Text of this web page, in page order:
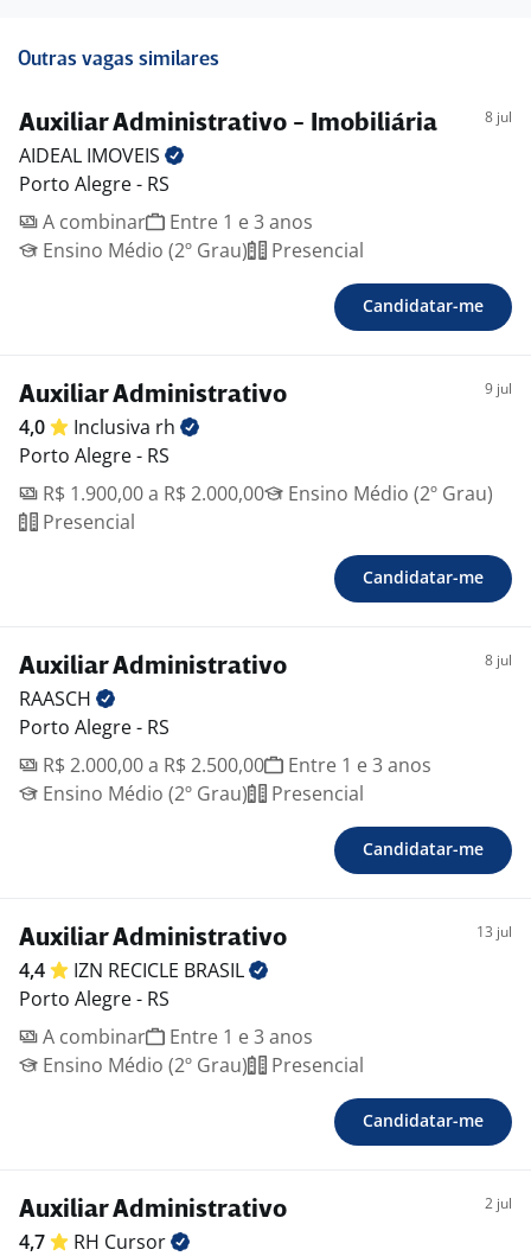
Outras vagas similares
Auxiliar Administrativo - Imobiliária 8 jul
AIDEAL IMOVEIS
Porto Alegre - RS
A combinar
Entre 1 e 3 anos
Ensino Médio (2º Grau)
Presencial
Candidatar-me
Auxiliar Administrativo 9 jul
4,0 Inclusiva rh
Porto Alegre - RS
R$ 1.900,00 a R$ 2.000,00
Ensino Médio (2º Grau)
Presencial
Candidatar-me
Auxiliar Administrativo 8 jul
RAASCH
Porto Alegre - RS
R$ 2.000,00 a R$ 2.500,00
Entre 1 e 3 anos
Ensino Médio (2º Grau)
Presencial
Candidatar-me
Auxiliar Administrativo 13 jul
4,4 IZN RECICLE BRASIL
Porto Alegre - RS
A combinar
Entre 1 e 3 anos
Ensino Médio (2º Grau)
Presencial
Candidatar-me
Auxiliar Administrativo 2 jul
4,7 RH Cursor